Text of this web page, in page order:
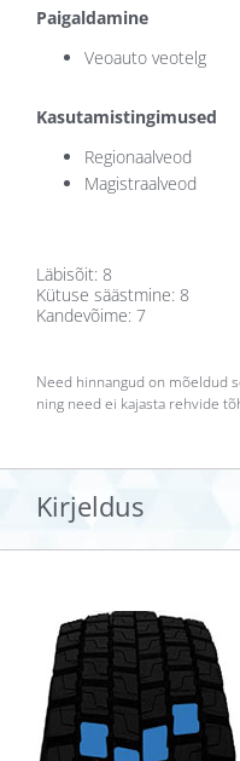
Paigaldamine
Veoauto veotelg
Kasutamistingimused
Regionaalveod
Magistraalveod
Läbisõit: 8
Kütuse säästmine: 8
Kandevõime: 7
Need hinnangud on mõeldud
ning need ei kajasta rehvide
Kirjeldus